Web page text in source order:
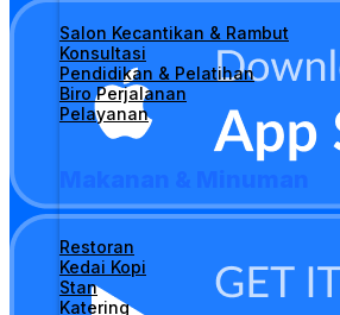
Salon Kecantikan & Rambut
Konsultasi
Pendidikan & Pelatihan
Biro Perjalanan
Pelayanan
Restoran
Kedai Kopi
Stan
Katering